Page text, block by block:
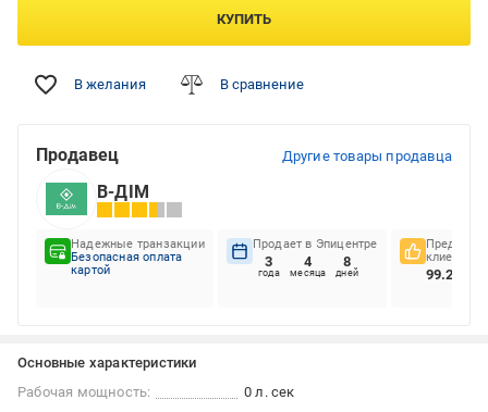
КУПИТЬ
В желания В сравнение
Продавец Другие товары продавца
В-ДІМ
Надежные транзакции
Безопасная оплата
картой
Продает в Эпицентре
3
года
4
месяца
8
дней
клиентов
99.25%
Основные характеристики
Рабочая мощность:
0 л. сек